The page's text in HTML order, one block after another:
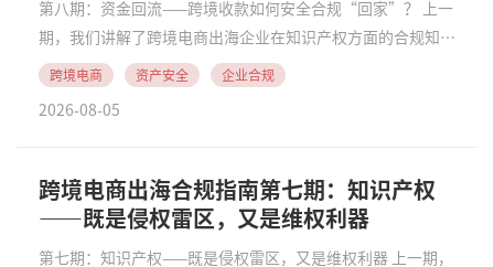
第八期：资金回流——跨境收款如何安全合规“回家”？ 上一
期，我们讲解了跨境电商出海企业在知识产权方面的合规知
识。本期，我们将聚焦跨境电商出海企业经营的后端环节——
跨境电商 资产安全 企业合规
2026-08-05
跨境电商出海合规指南第七期：知识产权
——既是侵权雷区，又是维权利器
第七期：知识产权——既是侵权雷区，又是维权利器 上一期，